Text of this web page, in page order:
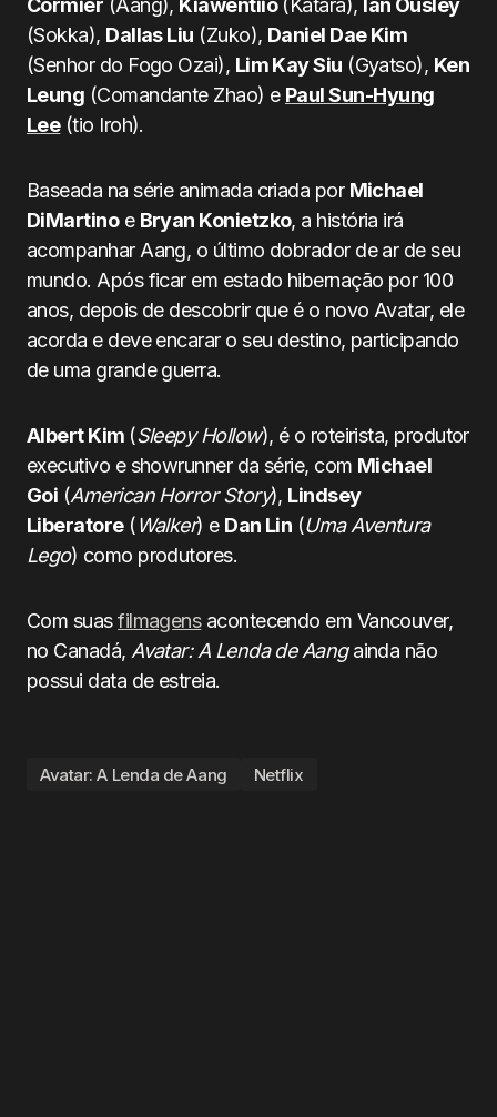
Cormier (Aang), Kiawentiio(Katara), Ian Ousley
(Sokka), Dallas Liu (Zuko), Daniel Dae Kim
(Senhor do Fogo Ozai), Lim Kay Siu (Gyatso), Ken
Leung (Comandante Zhao) e Paul Sun-Hyung
Lee(tio Iroh).
Baseada na série animada criada por Michael
DiMartinoe Bryan Konietzko, a história irá
acompanhar Aang, o último dobrador de ar de seu
mundo. Após ficar em estado hibernação por 100
anos, depois de descobrir que é o novo Avatar, ele
acorda e deve encarar o seu destino, participando
de uma grande guerra.
Albert Kim (Sleepy Hollow), é o roteirista, produtor
executivo e showrunner da série, com Michael
Goi (American Horror Story), Lindsey
Liberatore(Walker) e Dan Lin (Uma Aventura
Lego) como produtores.
Com suasfilmagensacontecendo em Vancouver,
no Canadá, Avatar: A Lenda de Aangainda não
possui data de estreia.
Avatar: A Lenda de Aang Netflix